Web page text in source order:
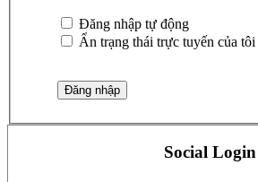
Đăng nhập tự động
Ẩn trạng thái trực tuyến của tôi
Social